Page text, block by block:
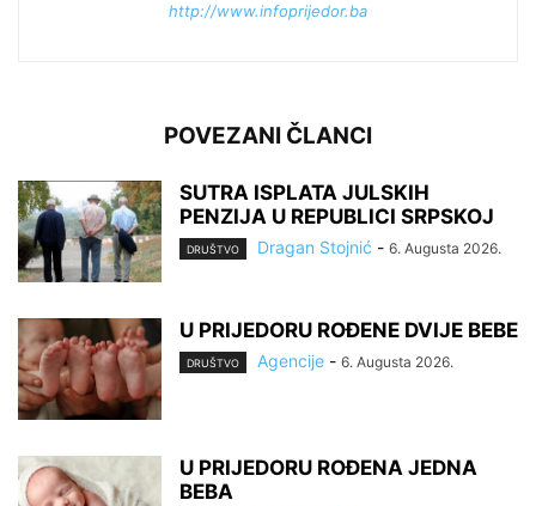
http://www.infoprijedor.ba
POVEZANI ČLANCI
SUTRA ISPLATA JULSKIH
PENZIJA U REPUBLICI SRPSKOJ
DRUŠTVO Dragan Stojnić - 6. Augusta 2026.
U PRIJEDORU ROĐENE DVIJE BEBE
DRUŠTVO Agencije - 6. Augusta 2026.
U PRIJEDORU ROĐENA JEDNA
BEBA